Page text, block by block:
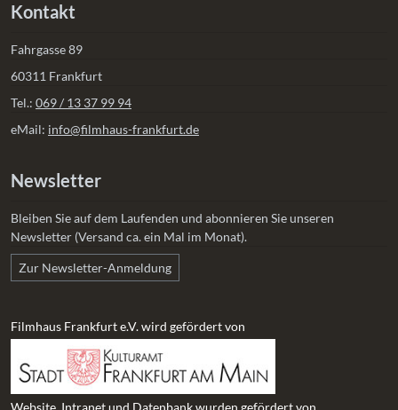
Kontakt
Fahrgasse 89
60311 Frankfurt
Tel.: 069 / 13 37 99 94
eMail: info@filmhaus-frankfurt.de
Newsletter
Bleiben Sie auf dem Laufenden und abonnieren Sie unseren
Newsletter (Versand ca. ein Mal im Monat).
Zur Newsletter-Anmeldung
Filmhaus Frankfurt e.V. wird gefördert von